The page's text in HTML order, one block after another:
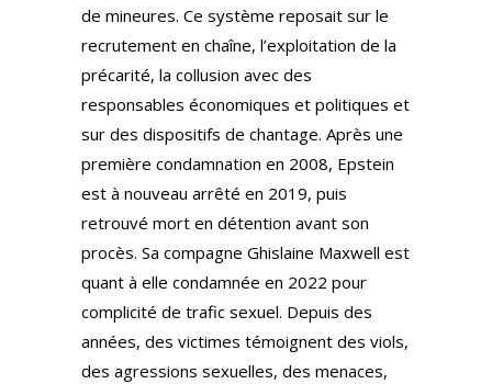
de mineures. Ce système reposait sur le
recrutement en chaîne, l’exploitation de la
précarité, la collusion avec des
responsables économiques et politiques et
sur des dispositifs de chantage. Après une
première condamnation en 2008, Epstein
est à nouveau arrêté en 2019, puis
retrouvé mort en détention avant son
procès. Sa compagne Ghislaine Maxwell est
quant à elle condamnée en 2022 pour
complicité de trafic sexuel. Depuis des
années, des victimes témoignent des viols,
des agressions sexuelles, des menaces,